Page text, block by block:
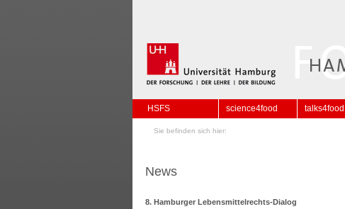
HSFS science4food talks4food
Sie befinden sich hier:
News
8. Hamburger Lebensmittelrechts-Dialog